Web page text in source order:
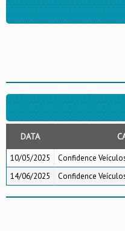
DATA
10/05/2025 Confidence
14/06/2025
Confidence